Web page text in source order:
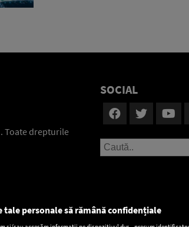
Toate drepturile
SOCIAL
tale personale să rămână confidențiale